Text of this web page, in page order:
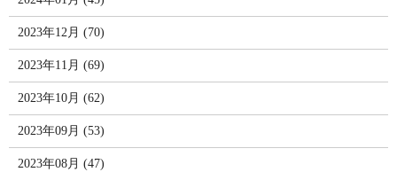
2023年12月 (70)
2023年11月 (69)
2023年10月 (62)
2023年09月 (53)
2023年08月 (47)